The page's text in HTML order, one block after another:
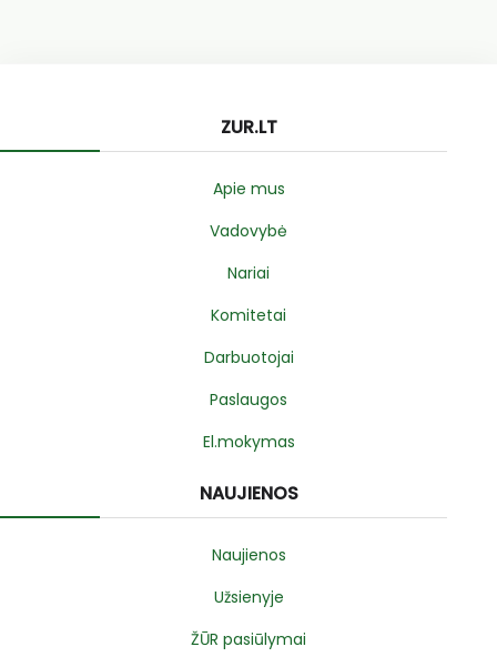
ZUR.LT
Apie mus
Vadovybė
Nariai
Komitetai
Darbuotojai
Paslaugos
El.mokymas
NAUJIENOS
Naujienos
Užsienyje
ŽŪR pasiūlymai